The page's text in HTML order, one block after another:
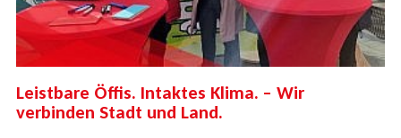
Leistbare Öffis. Intaktes Klima. – Wir
verbinden Stadt und Land.